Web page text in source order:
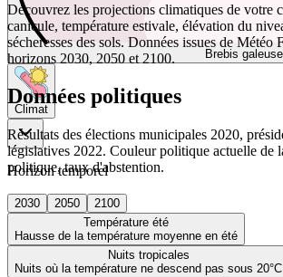
Brebis
Climat
Horizon temporel
2030 2050
2100
Température été
Hausse de la température moyenne en été
Nuits tropicales
Nuits où la température ne descend pas sous 20°C
Découvrez les projections climatiques de votre
canicule, température estivale, élévation du
sécheresses des sols. Données issues de Météo
horizons 2030, 2050 et 2100.
Données politiques
Résultats des élections municipales 2020,
législatives 2022. Couleur politique actuelle de
politique, taux d'abstention.